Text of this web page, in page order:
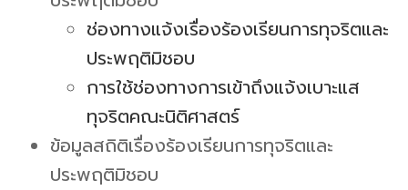
ช่องทางแจ้งเรื่องร้องเรียนการทุจริตและ
ประพฤติมิชอบ
การใช้ช่องทางการเข้าถึงแจ้งเบาะแส
ทุจริตคณะนิติศาสตร์
ข้อมูลสถิติเรื่องร้องเรียนการทุจริตและ
ประพฤติมิชอบ